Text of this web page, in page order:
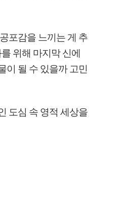
포감을 느끼는 게 추
위해 마지막 신에
이 될 수 있을까 고민
도심 속 영적 세상을